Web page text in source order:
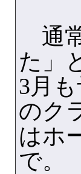
通
た」
3月
のク
はホ
で。